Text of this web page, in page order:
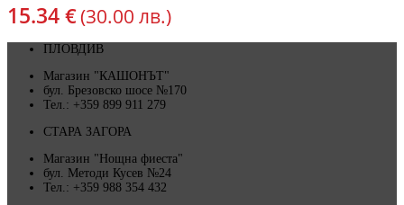
15.34 €(30.00 лв.)
ПЛОВДИВ
Магазин "КАШОНЪТ"
бул. Брезовско шосе №170
Тел.: +359 899 911 279
СТАРА ЗАГОРА
Магазин "Нощна фиеста"
бул. Методи Кусев №24
Тел.: +359 988 354 432